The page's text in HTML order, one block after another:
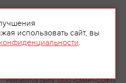
Разработка сайта:ООО «СМАРТ-СОФТ»
использовать сайт, вы
.